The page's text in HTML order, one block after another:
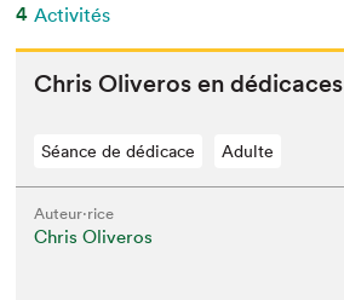
4 Activités
Chris Oliv­eros en dédicaces
Séance de dédicace Adulte
Auteur·rice
Chris Oliveros